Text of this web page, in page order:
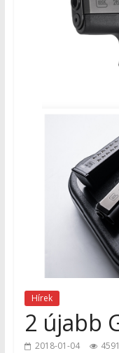
Hírek
2 újabb
2018-01-04